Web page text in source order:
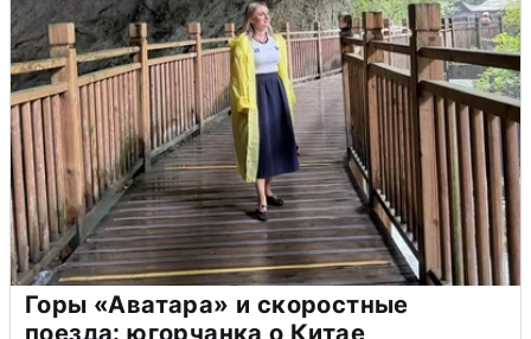
Горы «Аватара» и скоростные
поезда: югорчанка о Китае